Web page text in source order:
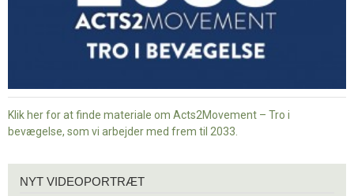
Klik her for at finde materiale om Acts2Movement – Tro i
bevægelse, som vi arbejder med frem til 2033.
videoportræt
NYT VIDEOPORTRÆT